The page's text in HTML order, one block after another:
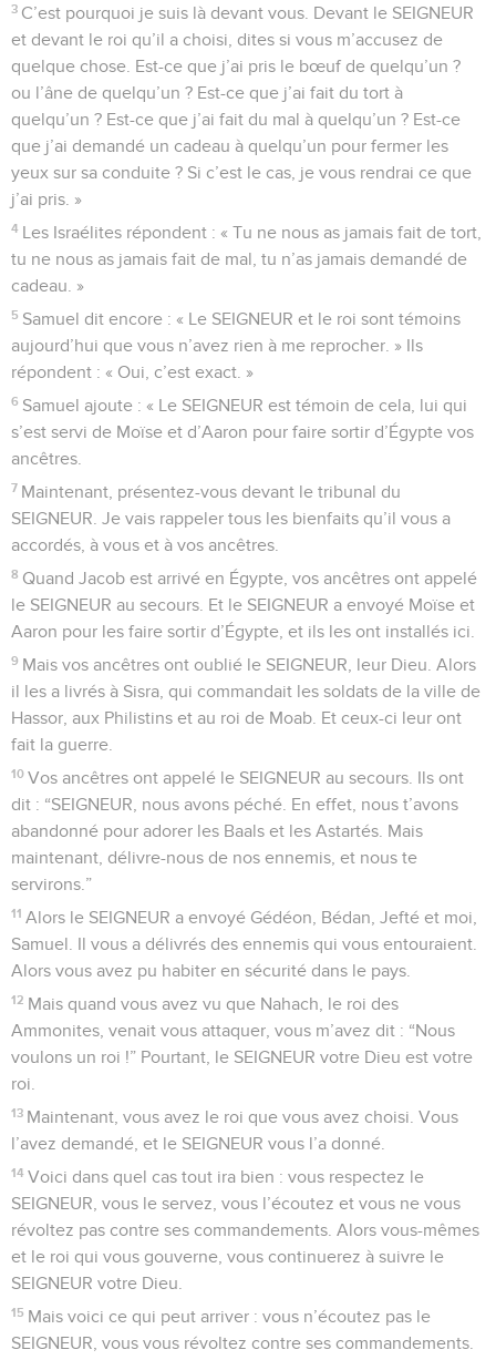
3 C’est pourquoi je suis là devant vous. Devant le SEIGNEUR
et devant le roi qu’il a choisi, dites si vous m’accusez de
quelque chose. Est-ce que j’ai pris le bœuf de quelqu’un ?
ou l’âne de quelqu’un ? Est-ce que j’ai fait du tort à
quelqu’un ? Est-ce que j’ai fait du mal à quelqu’un ? Est-ce
que j’ai demandé un cadeau à quelqu’un pour fermer les
yeux sur sa conduite ? Si c’est le cas, je vous rendrai ce que
j’ai pris. »
4 Les Israélites répondent : « Tu ne nous as jamais fait de tort,
tu ne nous as jamais fait de mal, tu n’as jamais demandé de
cadeau. »
5 Samuel dit encore : « Le SEIGNEUR et le roi sont témoins
aujourd’hui que vous n’avez rien à me reprocher. » Ils
répondent : « Oui, c’est exact. »
6 Samuel ajoute : « Le SEIGNEUR est témoin de cela, lui qui
s’est servi de Moïse et d’Aaron pour faire sortir d’Égypte vos
ancêtres.
7 Maintenant, présentez-vous devant le tribunal du
SEIGNEUR. Je vais rappeler tous les bienfaits qu’il vous a
accordés, à vous et à vos ancêtres.
8 Quand Jacob est arrivé en Égypte, vos ancêtres ont appelé
le SEIGNEUR au secours. Et le SEIGNEUR a envoyé Moïse et
Aaron pour les faire sortir d’Égypte, et ils les ont installés ici.
9 Mais vos ancêtres ont oublié le SEIGNEUR, leur Dieu. Alors
il les a livrés à Sisra, qui commandait les soldats de la ville de
Hassor, aux Philistins et au roi de Moab. Et ceux-ci leur ont
fait la guerre.
10 Vos ancêtres ont appelé le SEIGNEUR au secours. Ils ont
dit : “SEIGNEUR, nous avons péché. En effet, nous t’avons
abandonné pour adorer les Baals et les Astartés. Mais
maintenant, délivre-nous de nos ennemis, et nous te
servirons.”
11 Alors le SEIGNEUR a envoyé Gédéon, Bédan, Jefté et moi,
Samuel. Il vous a délivrés des ennemis qui vous entouraient.
Alors vous avez pu habiter en sécurité dans le pays.
12 Mais quand vous avez vu que Nahach, le roi des
Ammonites, venait vous attaquer, vous m’avez dit : “Nous
voulons un roi !” Pourtant, le SEIGNEUR votre Dieu est votre
roi.
13 Maintenant, vous avez le roi que vous avez choisi. Vous
l’avez demandé, et le SEIGNEUR vous l’a donné.
14 Voici dans quel cas tout ira bien : vous respectez le
SEIGNEUR, vous le servez, vous l’écoutez et vous ne vous
révoltez pas contre ses commandements. Alors vous-mêmes
et le roi qui vous gouverne, vous continuerez à suivre le
SEIGNEUR votre Dieu.
15 Mais voici ce qui peut arriver : vous n’écoutez pas le
SEIGNEUR, vous vous révoltez contre ses commandements.